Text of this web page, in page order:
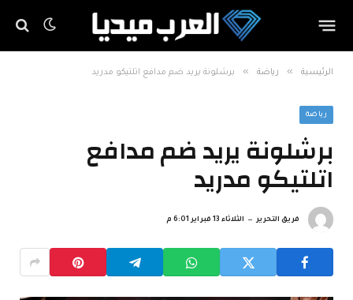
الرئيسية » رياضة » برشلونة يريد ضم مدافع اتلتيكو مدريد
رياضة
برشلونة يريد ضم مدافع
اتلتيكو مدريد
فريق التحرير الثلاثاء 13 فبراير 6:01 م